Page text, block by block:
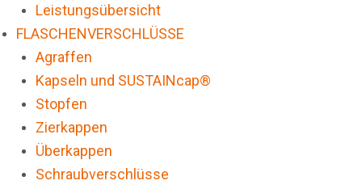
Leistungsübersicht
FLASCHENVERSCHLÜSSE
Agraffen
Kapseln und SUSTAINcap®
Stopfen
Zierkappen
Überkappen
Schraubverschlüsse